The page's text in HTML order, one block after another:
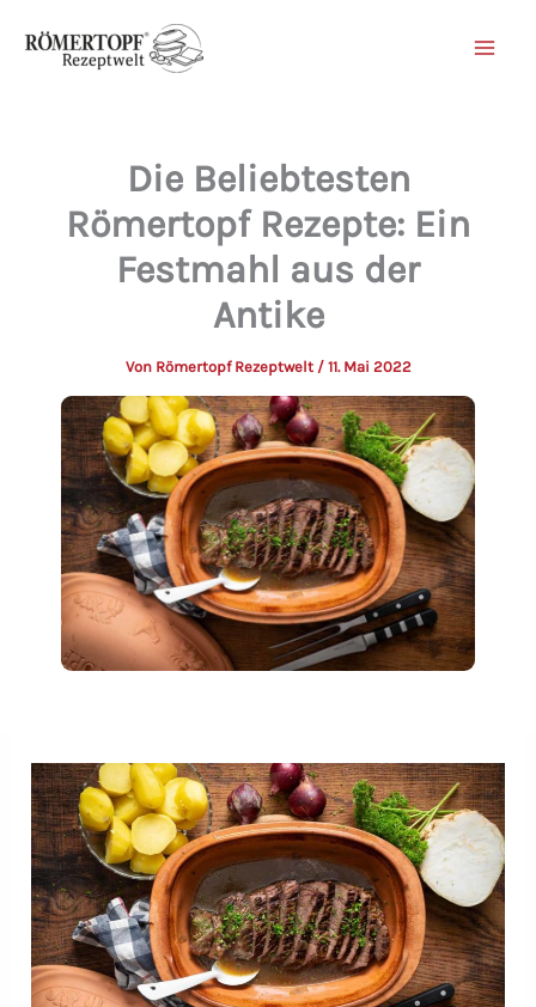
Inhalt
Die Beliebtesten
Römertopf Rezepte: Ein
Festmahl aus der
Antike
Von Römertopf Rezeptwelt / 11. Mai 2022